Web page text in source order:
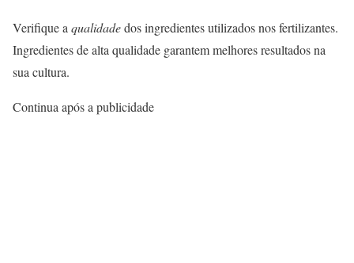
Verifique a qualidadedos ingredientes utilizados nos fertilizantes.
Ingredientes de alta qualidade garantem melhores resultados na
sua cultura.
Continua após a publicidade